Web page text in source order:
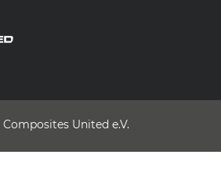
Composites United e.V.